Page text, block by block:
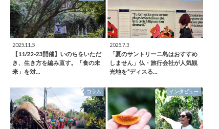
2025.11.5
【11/22-23開催】いのちをいただ
き、生き方を編み直す。「食の未
来」を対…
2025.7.3
「夏のサントリーニ島はおすすめ
しません」仏・旅行会社が人気観
光地を“ディスる…
コラム インタビュー